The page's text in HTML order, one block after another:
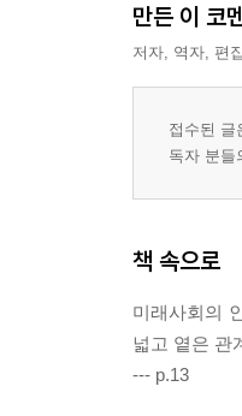
만든 이 코
저자, 역자, 편
접수된 글
독자 분들
책 속으로
미래사회의
넓고 옅은 관
--- p.13